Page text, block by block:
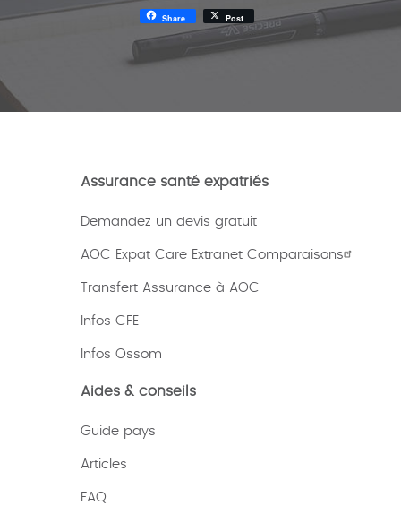
Share Post
Assurance santé expatriés
Demandez un devis gratuit
AOC Expat Care Extranet Comparaisons
Transfert Assurance à AOC
Infos CFE
Infos Ossom
Aides & conseils
Guide pays
Articles
FAQ